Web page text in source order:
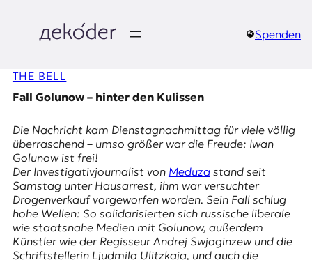
springen
e
k
o
d
e
r
Spenden
THE BELL
Fall Golunow – hinter den Kulissen
Die Nachricht kam Dienstagnachmittag für viele völlig
überraschend – umso größer war die Freude: Iwan
Golunowist frei!
Der Investigativjournalist von Meduzastand seit
Samstag unter Hausarrest, ihm war versuchter
Drogenverkauf vorgeworfen worden. Sein Fall schlug
hohe Wellen: So solidarisierten sich russische liberale
wie staatsnahe Medien mit Golunow, außerdem
Künstler wie der Regisseur Andrej Swjaginzew und die
Schriftstellerin Ljudmila Ulitzkaja, und auch die